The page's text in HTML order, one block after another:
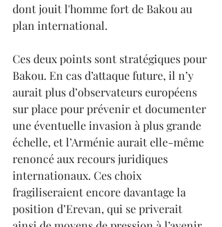
dont jouit l'homme fort de Bakou au
plan international.
Ces deux points sont stratégiques pour
Bakou. En cas d’attaque future, il n’y
aurait plus d’observateurs européens
sur place pour prévenir et documenter
une éventuelle invasion à plus grande
échelle, et l’Arménie aurait elle-même
renoncé aux recours juridiques
internationaux. Ces choix
fragiliseraient encore davantage la
position d’Erevan, qui se priverait